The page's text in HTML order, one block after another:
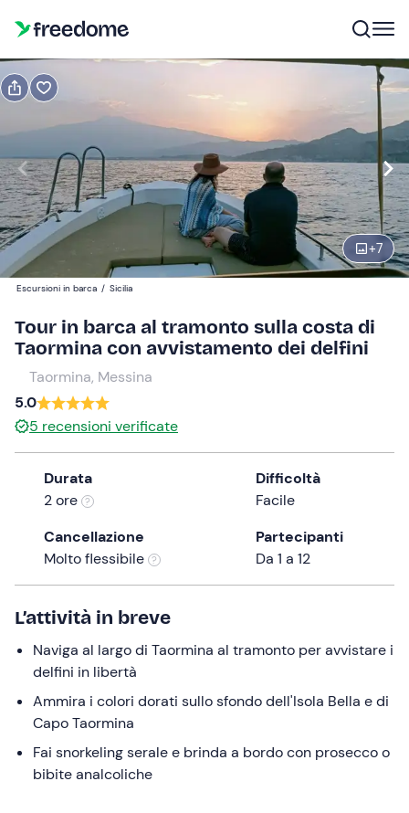
+7
Navigate
forward
to
interact
with
the
and
select
date.
Press
the
question
mark
keyboard
shortcuts
for
changing
dates.
Modifica
18:00 Modifica
Adulti
50 €
1
Bambini
25 €
0
Escursioni in barca / Sicilia
Tour in barca al tramonto sulla costa di
Taormina con avvistamento dei delfini
Taormina, Messina
5.0
5 recensioni verificate
Durata
2 ore
Difficoltà
Facile
Cancellazione
Molto flessibile
Partecipanti
Da 1 a 12
L’attività in breve
Naviga al largo di Taormina al tramonto per avvistare i
delfini in libertà
Ammira i colori dorati sullo sfondo dell'Isola Bella e di
Capo Taormina
Fai snorkeling serale e brinda a bordo con prosecco o
bibite analcoliche